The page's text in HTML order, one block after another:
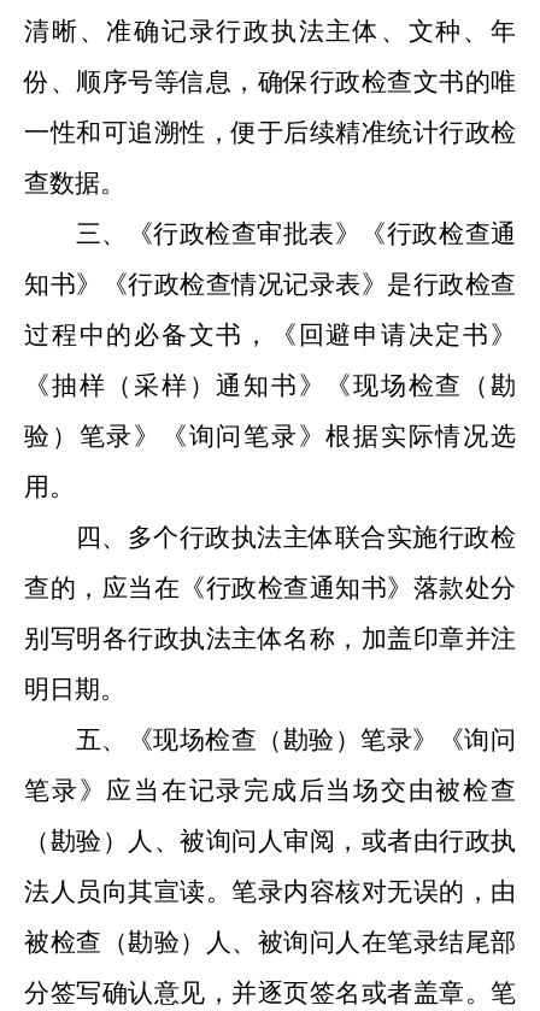
清晰、准确记录行政执法主体 、 文种 、年
份、顺序号等信息，确保行政检查文书的唯
一性和可追溯性 ，便于后续精准统计行政检
查数据。
三、《行政检查审批表》《行政检查通
知书》 《行政检查情况记录表》 是行政检查
过程中的必备文书 ，《 回避申请决定书》
《抽样（采样）通知书》《现场检查（勘
验）笔录》《询问笔录》根据实际情况选
用 。
四、多个行政执法主体联合实施行政检
查的，应当在《行政检查通知书》落款处分
别写明各行政执法主体名称，加盖印章并注
明日期。
五、《现场检查（勘验）笔录》《询问
笔录》应当在记录完成后当场交由被检查
（勘验）人、被询问人审阅， 或者由行政执
法人员向其宣读。笔录内容核对无误的，由
被检查（勘验）人、被询问人在笔录结尾部
分签写确认意见，并逐页签名或者盖章。笔